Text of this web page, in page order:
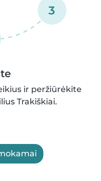
3
ir peržiūrėkite
Trakiškiai.